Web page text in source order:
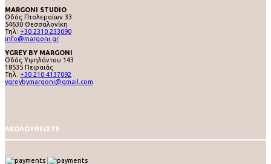
MARGONI STUDIO
Οδός Πτολεμαίων 33
54630 Θεσσαλονίκη
Τηλ: +30 2310 233090
info@margoni.gr
YGREY BY MARGONI
Oδός Υψηλάντου 143
18535 Πειραιάς
Τηλ. +30 210 4137092
ygreybymargoni@gmail.com
ΑΚΟΛΟΥΘΕΙΣΤΕ